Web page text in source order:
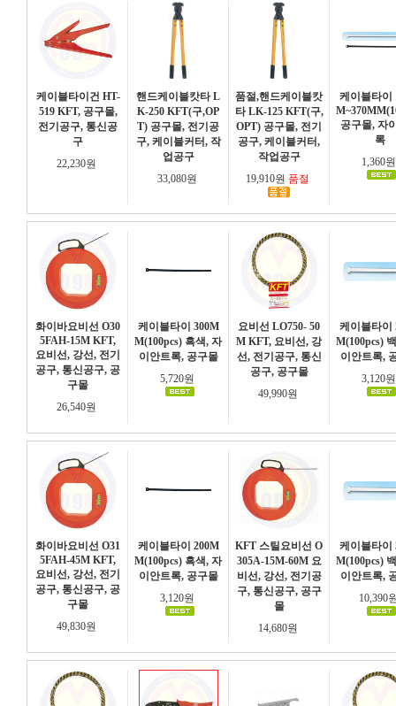
케이블타이건 HT-
519 KFT, 공구몰,
전기공구, 통신공
구
22,230원
핸드케이블캇타 L
K-250 KFT(구,OP
T) 공구몰, 전기공
구, 케이블커터, 작
업공구
33,080원
품절,핸드케이블캇
타 LK-125 KFT(구,
OPT) 공구몰, 전기
공구, 케이블커터,
작업공구
19,910원 품절
케이블타이
공구몰, 자
록
1,360
화이바요비선 O30
5FAH-15M KFT,
요비선, 강선, 전기
공구, 통신공구, 공
구몰
26,540원
케이블타이 300M
M(100pcs) 흑색, 자
이안트록, 공구몰
5,720원
요비선 LO750- 50
M KFT, 요비선, 강
선, 전기공구, 통신
공구, 공구몰
49,990원
케이블타이
M(100pcs)
이안트록,
3,120
화이바요비선 O31
5FAH-45M KFT,
요비선, 강선, 전기
공구, 통신공구, 공
구몰
49,830원
케이블타이 200M
M(100pcs) 흑색, 자
이안트록, 공구몰
3,120원
KFT 스틸요비선 O
305A-15M-60M 요
비선, 강선, 전기공
구, 통신공구, 공구
몰
14,680원
케이블타이
M(100pcs)
이안트록,
10,390